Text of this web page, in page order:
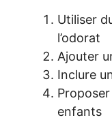
Utiliser
l’odorat
Ajouter
Inclure
enfants